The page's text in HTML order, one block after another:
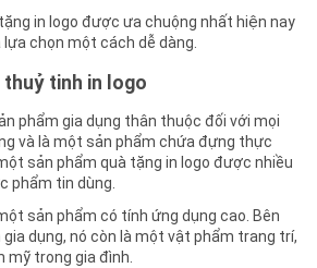
in logo được ưa chuộng nhất hiện nay
chọn một cách dễ dàng.
thuỷ tinh in logo
phẩm gia dụng thân thuộc đối với mọi
và là một sản phẩm chứa đựng thực
sản phẩm quà tặng in logo được nhiều
phẩm tin dùng.
sản phẩm có tính ứng dụng cao. Bên
dụng, nó còn là một vật phẩm trang trí,
mỹ trong gia đình.